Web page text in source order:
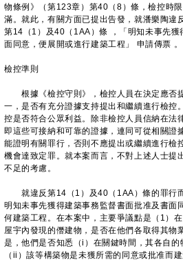
物條例》（第123章）第40（8）條，檢控時
滿。就此，有關方面已提出告發，就潘樂陶違
第14（1）及40（1AA）條 ，「明知未事先獲
面同意，便展開或進行建築工程」 申請傳票 。
檢控準則
根據《檢控守則》，檢控人員在決定應否
一，是否有充分證據支持提出和繼續進行檢控
控是否符合公眾利益。除非檢控人員信納在法
即這些可接納和可靠的證據，連同可從相關證
能證明有關罪行，否則不應提出或繼續進行檢
機會達致定罪。就本案而言，不對上述人士提
不足的考慮。
就違反第14（1）及40（1AA）條的罪行
明知未事先獲得建築事務監督書面批准及書面
何建築工程。在本案中，主要爭議點是（1）
屋宇內發現的僭建物，是否在他們各取得其物
是，他們是否知悉（i）在關鍵時間，其各自的
（ii）該等構築物是未獲所需的同意或批准而建